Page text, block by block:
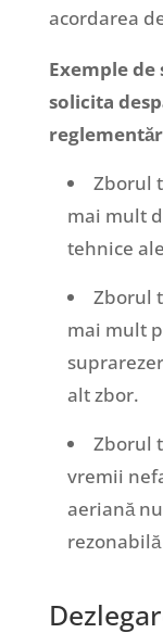
acordarea
Exemple
solicita
Zborul
mai mult
tehnice
Zborul
mai mult
alt zbor.
Zborul
vremii
aeriană